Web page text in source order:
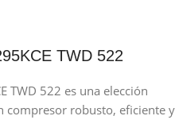
TWD 522
TWD 522 es una elección
compresor robusto, eficiente y